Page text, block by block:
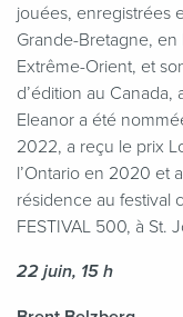
jouées, enregistrées
Grande-Bretagne,
Extrême-Orient, et
d’édition au Canada,
Eleanor a été
2022, a reçu le prix
l’Ontario en 2020 et
résidence au festival
FESTIVAL 500, à St.
22 juin, 15 h